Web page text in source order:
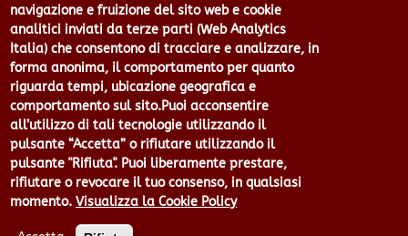
Portale PUMS di GenovaMetropoli
Portale Stazione Unica Appaltante
Pratico: procedimenti e istanze online
Città Metropolitana di Genova - Piazzale Mazzini 2 -16122 -
Genova | CF:80007350103 - P.Iva: 00949170104 | Codice IPA: cmge
Centralino 010 54991 Fax 010 5499244 URP 010 5499456
Num.Verde 800 509420 | P.E.C.:
pec@cert.cittametropolitana.genova.it
Privacy|Tecnologie e Accessibilità|Note Legali
sito Web
navigazione e fruizione del sito web e cookie
analitici inviati da terze parti (Web Analytics
Italia) che consentono di tracciare e analizzare, in
forma anonima, il comportamento per quanto
riguarda tempi, ubicazione geografica e
comportamento sul sito.Puoi acconsentire
all’utilizzo di tali tecnologie utilizzando il
pulsante “Accetta” o rifiutare utilizzando il
pulsante "Rifiuta". Puoi liberamente prestare,
rifiutare o revocare il tuo consenso, in qualsiasi
momento. Visualizza la Cookie Policy